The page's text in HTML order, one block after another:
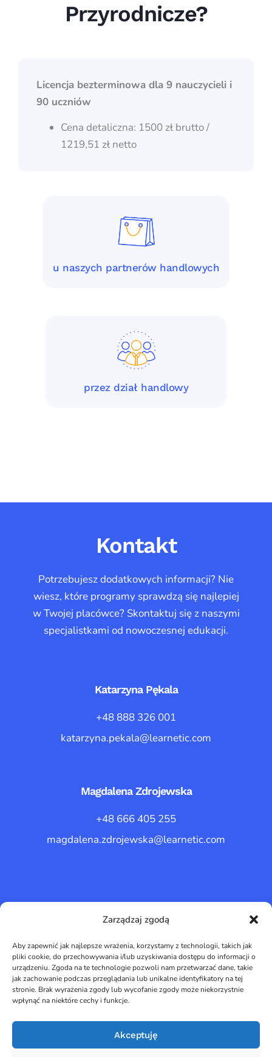
Zarządzaj zgodą
Aby zapewnić jak najlepsze wrażenia, korzystamy z technologii, takich jak
pliki cookie, do przechowywania i/lub uzyskiwania dostępu do informacji o
urządzeniu. Zgoda na te technologie pozwoli nam przetwarzać dane, takie
jak zachowanie podczas przeglądania lub unikalne identyfikatory na tej
stronie. Brak wyrażenia zgody lub wycofanie zgody może niekorzystnie
wpłynąć na niektóre cechy i funkcje.
Akceptuję
Przyrodnicze?
Licencja bezterminowa dla 9 nauczycieli i
90 uczniów
Cena detaliczna: 1500 zł brutto /
1219,51 zł netto
u naszych partnerów handlowych
przez dział handlowy
Kontakt
Potrzebujesz dodatkowych informacji? Nie
wiesz, które programy sprawdzą się najlepiej
w Twojej placówce? Skontaktuj się z naszymi
specjalistkami od nowoczesnej edukacji.
Katarzyna Pękala
+48 888 326 001
katarzyna.pekala@learnetic.com
Magdalena Zdrojewska
+48 666 405 255
magdalena.zdrojewska@learnetic.com
Learnetic SA